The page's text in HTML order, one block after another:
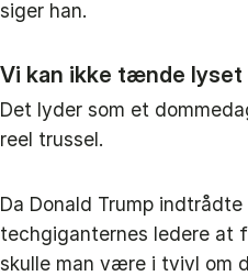
siger han.
Vi kan ikke tænde lyset
Det lyder som et
reel trussel.
Da Donald Trump
techgiganternes ledere at
skulle man være i tvivl om